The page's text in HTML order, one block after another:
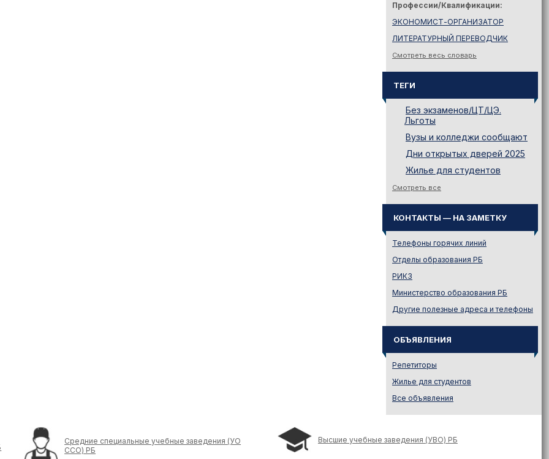
Профессии/Квалификации:
ЭКОНОМИСТ-ОРГАНИЗАТОР
ЛИТЕРАТУРНЫЙ ПЕРЕВОДЧИК
Смотреть весь словарь
ТЕГИ
Без экзаменов/ЦТ/ЦЭ.
Льготы
Вузы и колледжи сообщают
Дни открытых дверей 2025
Жилье для студентов
Законодательство
Иностранному абитуриенту
Куда поступать на твою
специальность?
Куда поступать? — Это надо
знать!
Новости образования и не
Подготовительные курсы
Подготовка к ЦЭ и ЦТ.
Репетиторы
Поступление в вузы
Проходные баллы в вузах
Беларуси
Репетиционное
Смотреть все
КОНТАКТЫ — НА ЗАМЕТКУ
Телефоны горячих линий
Отделы образования РБ
РИКЗ
Министерство образования РБ
Другие полезные адреса и телефоны
ОБЪЯВЛЕНИЯ
Репетиторы
Жилье для студентов
Все объявления
Средние специальные учебные заведения (УО
ССО) РБ
Высшие учебные заведения (УВО) РБ